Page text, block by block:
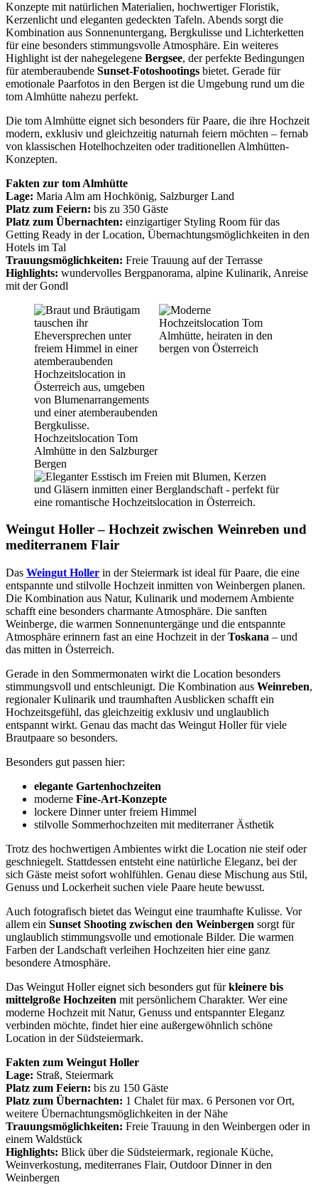
Konzepte mit natürlichen Materialien, hochwertiger Floristik,
Kerzenlicht und eleganten gedeckten Tafeln. Abends sorgt die
Kombination aus Sonnenuntergang, Bergkulisse und Lichterketten
für eine besonders stimmungsvolle Atmosphäre. Ein weiteres
Highlight ist der nahegelegene Bergsee, der perfekte Bedingungen
für atemberaubende Sunset-Fotoshootings bietet. Gerade für
emotionale Paarfotos in den Bergen ist die Umgebung rund um die
tom Almhütte nahezu perfekt.
Die tom Almhütte eignet sich besonders für Paare, die ihre Hochzeit
modern, exklusiv und gleichzeitig naturnah feiern möchten – fernab
von klassischen Hotelhochzeiten oder traditionellen Almhütten-
Konzepten.
Fakten zur tom Almhütte
Lage: Maria Alm am Hochkönig, Salzburger Land
Platz zum Feiern: bis zu 350 Gäste
Platz zum Übernachten: einzigartiger Styling Room für das
Getting Ready in der Location, Übernachtungsmöglichkeiten in den
Hotels im Tal
Trauungsmöglichkeiten: Freie Trauung auf der Terrasse
Highlights: wundervolles Bergpanorama, alpine Kulinarik, Anreise
mit der Gondl
Weingut Holler – Hochzeit zwischen Weinreben und
mediterranem Flair
Das Weingut Holler in der Steiermark ist ideal für Paare, die eine
entspannte und stilvolle Hochzeit inmitten von Weinbergen planen.
Die Kombination aus Natur, Kulinarik und modernem Ambiente
schafft eine besonders charmante Atmosphäre. Die sanften
Weinberge, die warmen Sonnenuntergänge und die entspannte
Atmosphäre erinnern fast an eine Hochzeit in derToskana – und
das mitten in Österreich.
Gerade in den Sommermonaten wirkt die Location besonders
stimmungsvoll und entschleunigt. Die Kombination aus Weinreben,
regionaler Kulinarik und traumhaften Ausblicken schafft ein
Hochzeitsgefühl, das gleichzeitig exklusiv und unglaublich
entspannt wirkt. Genau das macht das Weingut Holler für viele
Brautpaare so besonders.
Besonders gut passen hier:
elegante Gartenhochzeiten
moderne Fine-Art-Konzepte
lockere Dinner unter freiem Himmel
stilvolle Sommerhochzeiten mit mediterraner Ästhetik
Trotz des hochwertigen Ambientes wirkt die Location nie steif oder
geschniegelt. Stattdessen entsteht eine natürliche Eleganz, bei der
sich Gäste meist sofort wohlfühlen. Genau diese Mischung aus Stil,
Genuss und Lockerheit suchen viele Paare heute bewusst.
Auch fotografisch bietet das Weingut eine traumhafte Kulisse. Vor
allem ein Sunset Shooting zwischen den Weinbergen sorgt für
unglaublich stimmungsvolle und emotionale Bilder. Die warmen
Farben der Landschaft verleihen Hochzeiten hier eine ganz
besondere Atmosphäre.
Das Weingut Holler eignet sich besonders gut fürkleinere bis
mittelgroße Hochzeiten mit persönlichem Charakter. Wer eine
moderne Hochzeit mit Natur, Genuss und entspannter Eleganz
verbinden möchte, findet hier eine außergewöhnlich schöne
Location in der Südsteiermark.
Fakten zum Weingut Holler
Lage: Straß, Steiermark
Platz zum Feiern: bis zu 150 Gäste
Platz zum Übernachten: 1 Chalet für max. 6 Personen vor Ort,
weitere Übernachtungsmöglichkeiten in der Nähe
Trauungsmöglichkeiten: Freie Trauung in den Weinbergen oder in
einem Waldstück
Highlights: Blick über die Südsteiermark, regionale Küche,
Weinverkostung, mediterranes Flair, Outdoor Dinner in den
Weinbergen